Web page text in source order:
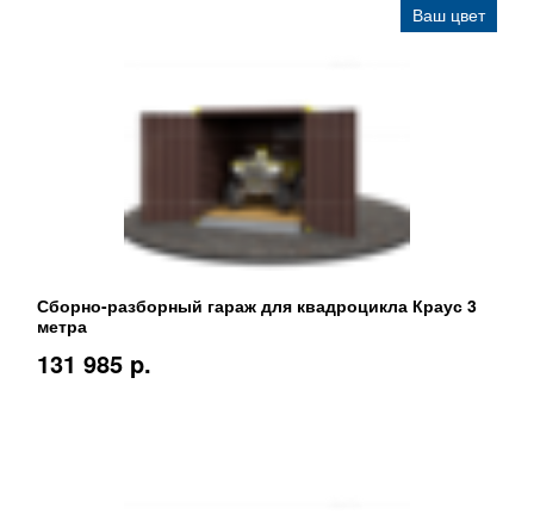
Ваш цвет
Сборно-разборный гараж для квадроцикла Краус 3
метра
131 985 p.